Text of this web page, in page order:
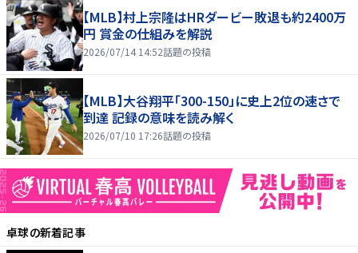
【MLB】村上宗隆はHRダービー敗退も約2400万
円 賞金の仕組みを解説
2026/07/14 14:52話題の投稿
【MLB】大谷翔平「300-150」に史上2位の速さで
到達 記録の意味を読み解く
2026/07/10 17:26話題の投稿
卓球の新着記事